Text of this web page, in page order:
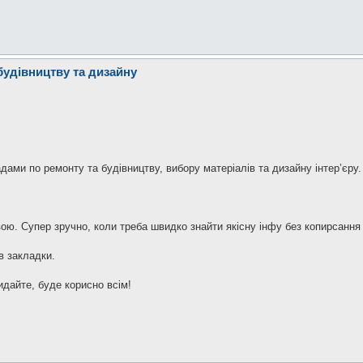
та дизайну
по ремонту та будівництву, вибору матеріалів та дизайну інтер’єру.
Супер зручно, коли треба швидко знайти якісну інфу без копирсання
закладки.
буде корисно всім!